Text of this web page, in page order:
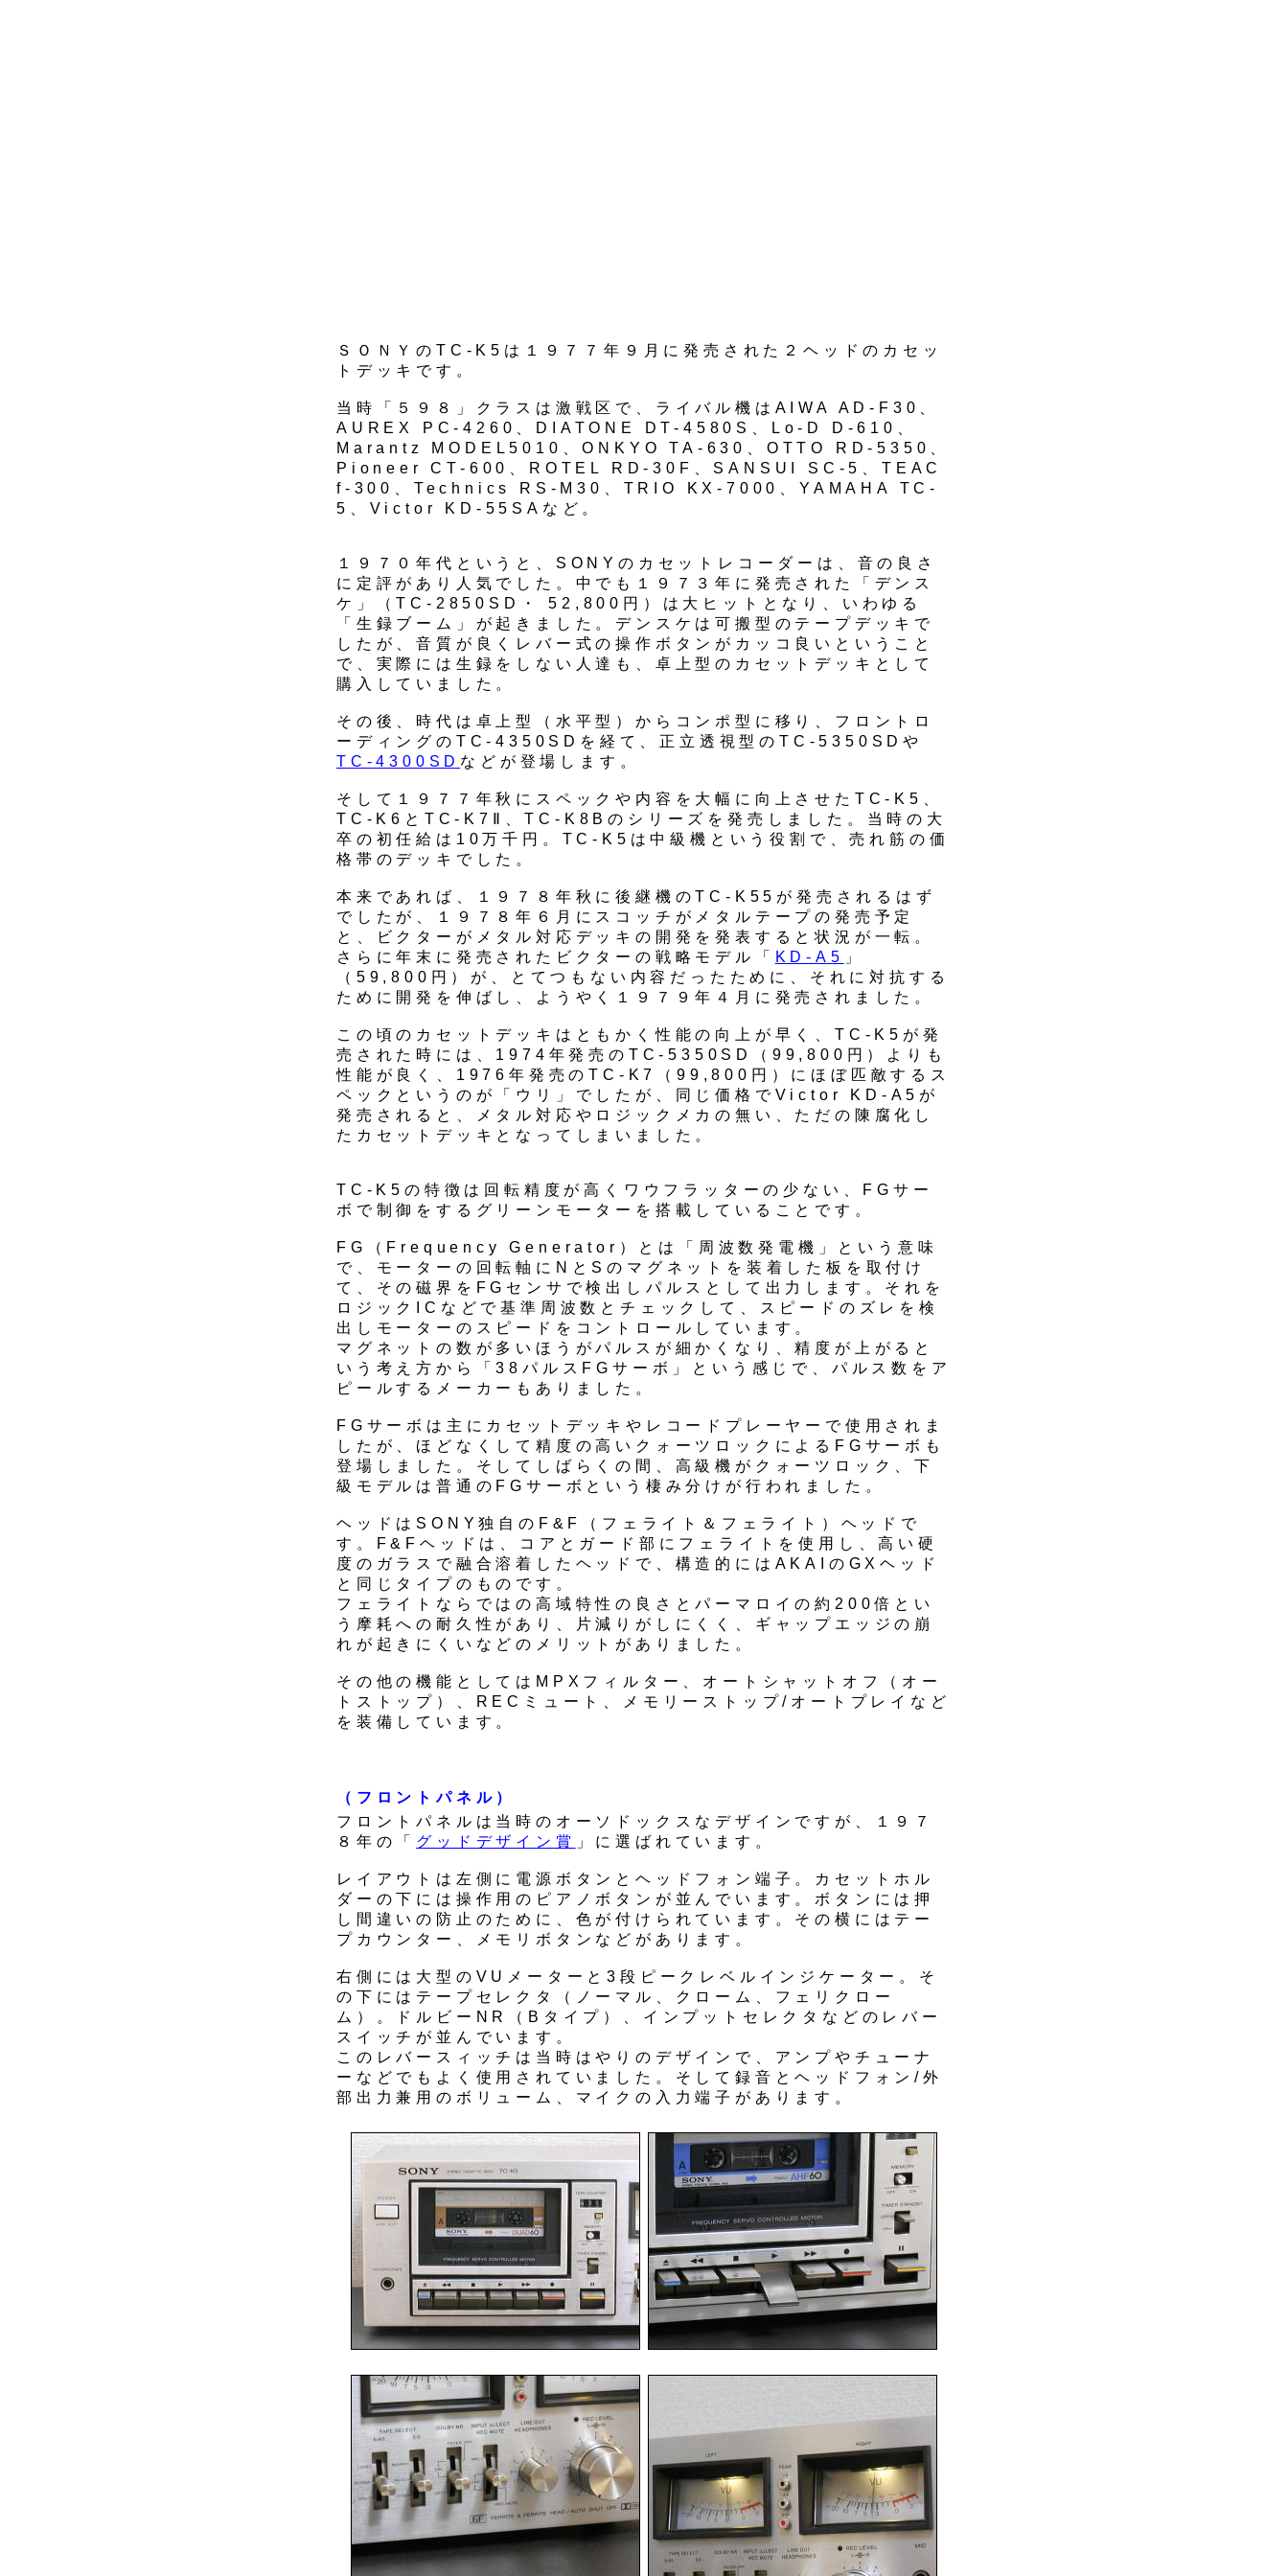
ＳＯＮＹのTC-K5は１９７７年９月に発売された２ヘッドのカセッ
トデッキです。
当時「５９８」クラスは激戦区で、ライバル機はAIWA AD-F30、
AUREX PC-4260、DIATONE DT-4580S、Lo-D D-610、
Marantz MODEL5010、ONKYO TA-630、OTTO RD-5350、
Pioneer CT-600、ROTEL RD-30F、SANSUI SC-5、TEAC
f-300、Technics RS-M30、TRIO KX-7000、YAMAHA TC-
5、Victor KD-55SAなど。
１９７０年代というと、SONYのカセットレコーダーは、音の良さ
に定評があり人気でした。中でも１９７３年に発売された「デンス
ケ」（TC‐2850SD・ 52,800円）は大ヒットとなり、いわゆる
「生録ブーム」が起きました。デンスケは可搬型のテープデッキで
したが、音質が良くレバー式の操作ボタンがカッコ良いということ
で、実際には生録をしない人達も、卓上型のカセットデッキとして
購入していました。
その後、時代は卓上型（水平型）からコンポ型に移り、フロントロ
ーディングのTC-4350SDを経て、正立透視型のTC-5350SDや
TC-4300SD などが登場します。
そして１９７７年秋にスペックや内容を大幅に向上させたTC-K5、
TC-K6とTC-K7Ⅱ、TC-K8Bのシリーズを発売しました。当時の大
卒の初任給は10万千円。TC-K5は中級機という役割で、売れ筋の価
格帯のデッキでした。
本来であれば、１９７８年秋に後継機のTC-K55が発売されるはず
でしたが、１９７８年６月にスコッチがメタルテープの発売予定
と、ビクターがメタル対応デッキの開発を発表すると状況が一転。
さらに年末に発売されたビクターの戦略モデル「
KD-A5 」
（59,800円）が、とてつもない内容だったために、それに対抗する
ために開発を伸ばし、ようやく１９７９年４月に発売されました。
この頃のカセットデッキはともかく性能の向上が早く、TC-K5が発
売された時には、1974年発売のTC-5350SD（99,800円）よりも
性能が良く、1976年発売のTC-K7（99,800円）にほぼ匹敵するス
ペックというのが「ウリ」でしたが、同じ価格でVictor KD-A5が
発売されると、メタル対応やロジックメカの無い、ただの陳腐化し
たカセットデッキとなってしまいました。
TC-K5の特徴は回転精度が高くワウフラッターの少ない、FGサー
ボで制御をするグリーンモーターを搭載していることです。
FG（Frequency Generator）とは「周波数発電機」という意味
で、モーターの回転軸にNとSのマグネットを装着した板を取付け
て、その磁界をFGセンサで検出しパルスとして出力します。それを
ロジックICなどで基準周波数とチェックして、スピードのズレを検
出しモーターのスピードをコントロールしています。
マグネットの数が多いほうがパルスが細かくなり、精度が上がると
いう考え方から「38パルスFGサーボ」という感じで、パルス数をア
ピールするメーカーもありました。
FGサーボは主にカセットデッキやレコードプレーヤーで使用されま
したが、ほどなくして精度の高いクォーツロックによるFGサーボも
登場しました。そしてしばらくの間、高級機がクォーツロック、下
級モデルは普通のFGサーボという棲み分けが行われました。
ヘッドはSONY独自のF&F（フェライト＆フェライト）ヘッドで
す。F&Fヘッドは、コアとガード部にフェライトを使用し、高い硬
度のガラスで融合溶着したヘッドで、構造的にはAKAIのGXヘッド
と同じタイプのものです。
フェライトならではの高域特性の良さとパーマロイの約200倍とい
う摩耗への耐久性があり、片減りがしにくく、ギャップエッジの崩
れが起きにくいなどのメリットがありました。
その他の機能としてはMPXフィルター、オートシャットオフ（オー
トストップ）、RECミュート、メモリーストップ/オートプレイなど
を装備しています。
（フロントパネル）
フロントパネルは当時のオーソドックスなデザインですが、１９７
８年の「 グッドデザイン賞 」に選ばれています。
レイアウトは左側に電源ボタンとヘッドフォン端子。カセットホル
ダーの下には操作用のピアノボタンが並んでいます。ボタンには押
し間違いの防止のために、色が付けられています。その横にはテー
プカウンター、メモリボタンなどがあります。
右側には大型のVUメーターと3段ピークレベルインジケーター。そ
の下にはテープセレクタ（ノーマル、クローム、フェリクロー
ム）。ドルビーNR（Bタイプ）、インプットセレクタなどのレバー
スイッチが並んでいます。
このレバースィッチは当時はやりのデザインで、アンプやチューナ
ーなどでもよく使用されていました。そして録音とヘッドフォン/外
部出力兼用のボリューム、マイクの入力端子があります。